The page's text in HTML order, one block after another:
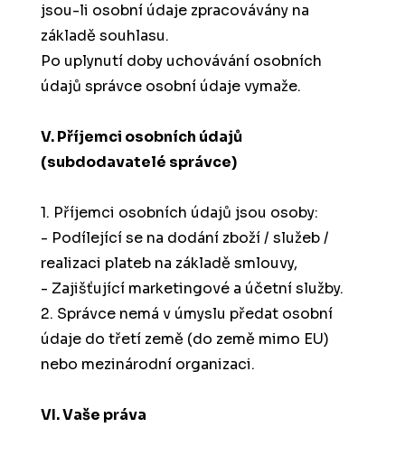
jsou-li osobní údaje zpracovávány na
základě souhlasu.
Po uplynutí doby uchovávání osobních
údajů správce osobní údaje vymaže.
V. Příjemci osobních údajů
(subdodavatelé správce)
1. Příjemci osobních údajů jsou osoby:
- Podílející se na dodání zboží / služeb /
realizaci plateb na základě smlouvy,
- Zajišťující marketingové a účetní služby.
2. Správce nemá v úmyslu předat osobní
údaje do třetí země (do země mimo EU)
nebo mezinárodní organizaci.
VI. Vaše práva